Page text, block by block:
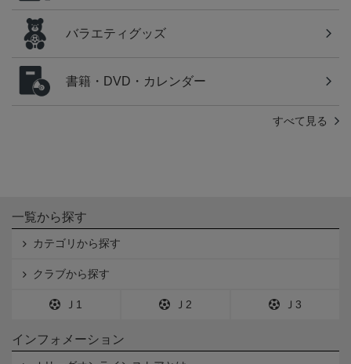
バラエティグッズ
書籍・DVD・カレンダー
すべて見る
一覧から探す
カテゴリから探す
クラブから探す
Ｊ1 Ｊ2 Ｊ3
インフォメーション